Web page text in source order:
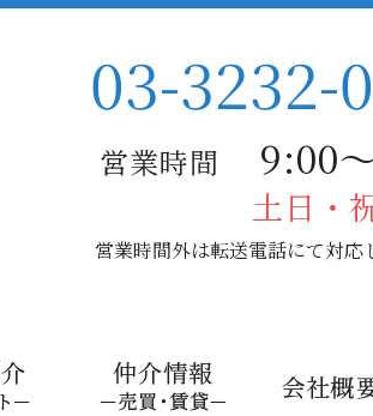
03-3232-
営業時間 9:00
土日・
営業時間外は転送電話にて対応